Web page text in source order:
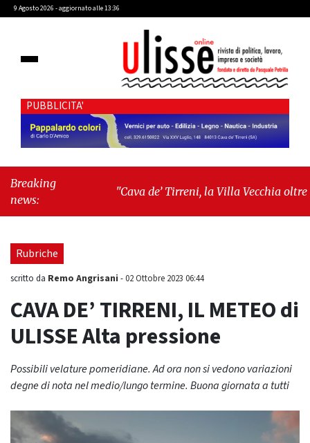
9 Agosto 2026 - aggiornato alle 13:36
PUBBLICITA'
Breaking
news:
"Cava de’ Tirreni, la Villa Vecchia oltre i
Rubriche
scritto da Remo Angrisani -02 Ottobre 2023 06:44
CAVA DE’ TIRRENI, IL METEO di
ULISSE Alta pressione
Possibili velature pomeridiane. Ad ora non si vedono variazioni
degne di nota nel medio/lungo termine. Buona giornata a tutti